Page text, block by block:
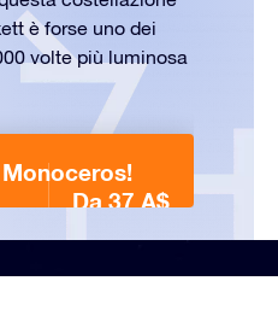
è forse uno dei
volte più luminosa
Da 37 A$